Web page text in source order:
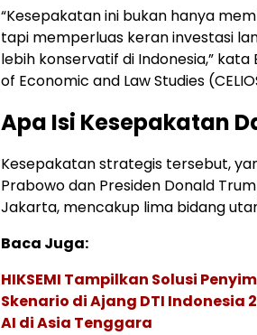
“Kesepakatan ini bukan hanya
tapi memperluas keran investasi
lebih konservatif di Indonesia,”
of Economic and Law Studies
Apa Isi Kesepakatan
Kesepakatan strategis tersebut,
Prabowo dan Presiden Donald
Jakarta, mencakup lima bidang
Baca Juga:
HIKSEMI Tampilkan Solusi
Skenario di Ajang DTI Indonesia
AI di Asia Tenggara